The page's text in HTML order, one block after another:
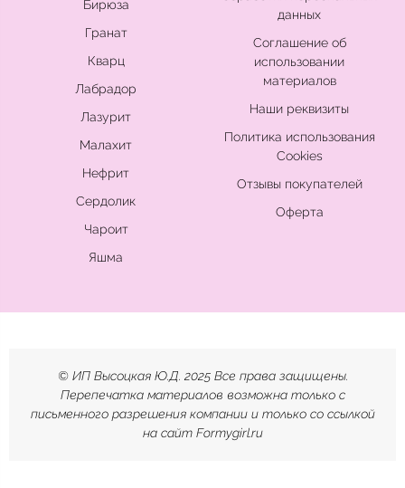
Бирюза
Гранат
Кварц
Лабрадор
Лазурит
Малахит
Нефрит
Сердолик
Чароит
Яшма
данных
Соглашение об
использовании
материалов
Наши реквизиты
Политика использования
Cookies
Отзывы покупателей
Оферта
© ИП Высоцкая Ю.Д. 2025 Все права защищены.
Перепечатка материалов возможна только с
письменного разрешения компании и только со ссылкой
на сайт Formygirl.ru